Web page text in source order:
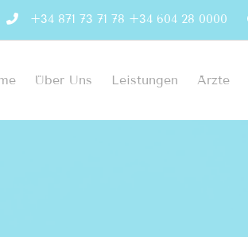
+34 871 73 71 78 +34 604 28 0000
Über Uns Leistungen Ärzte